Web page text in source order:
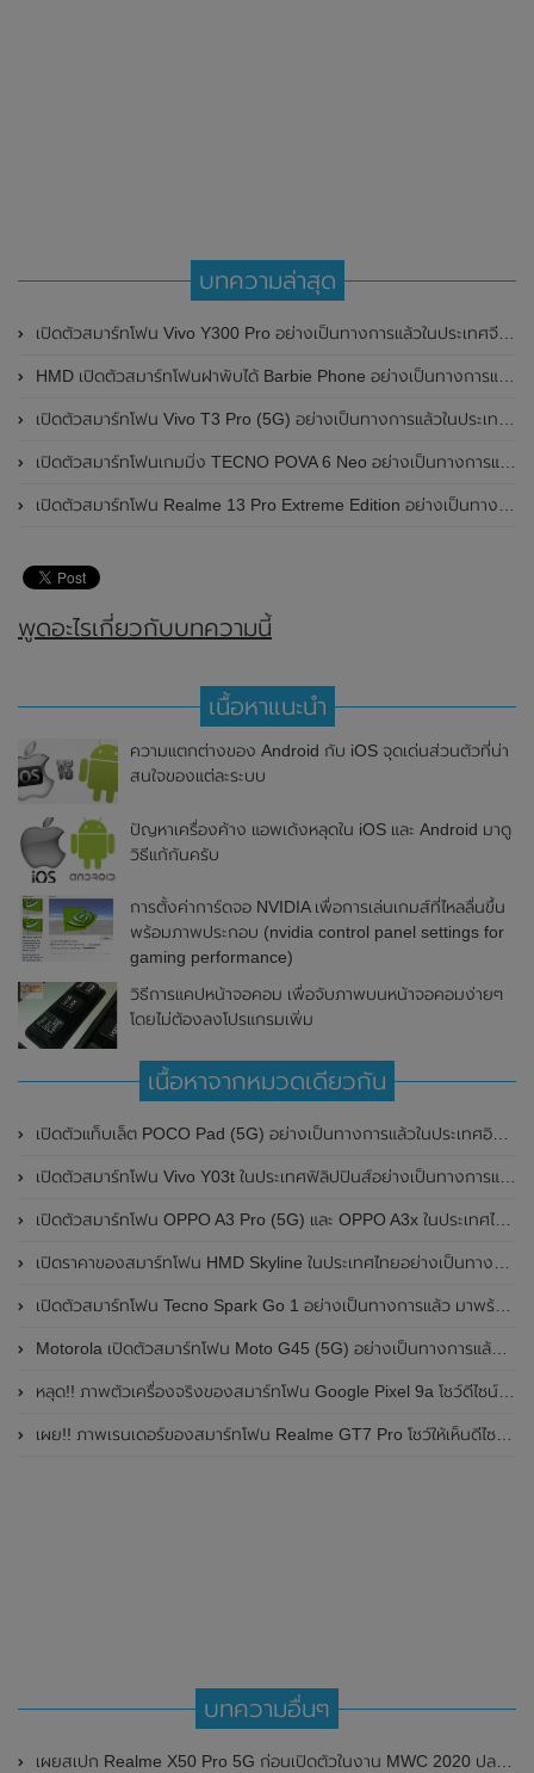
บทความล่าสุด
เปิดตัวสมาร์ทโฟน Vivo Y300 Pro อย่างเป็นทางการแล้วในประเทศจีน มาพร้อมดีไซน์พรีเมี่ยม ทนทาน และแบตเตอรี่สุดอึดขนาดใหญ่ 6,500mAh พร้อมรองรับการชาร์จไว 80W
HMD เปิดตัวสมาร์ทโฟนฝาพับได้ Barbie Phone อย่างเป็นทางการแล้ว มาพร้อมธีมสีชมพูสดใส
เปิดตัวสมาร์ทโฟน Vivo T3 Pro (5G) อย่างเป็นทางการแล้วในประเทศอินเดีย
เปิดตัวสมาร์ทโฟนเกมมิ่ง TECNO POVA 6 Neo อย่างเป็นทางการแล้วในประเทศไทย ในราคา 8,499 บาท
เปิดตัวสมาร์ทโฟน Realme 13 Pro Extreme Edition อย่างเป็นทางการแล้วในประเทศจีน
พูดอะไรเกี่ยวกับบทความนี้
เนื้อหาแนะนำ
ความแตกต่างของ Android กับ iOS จุดเด่นส่วนตัวที่น่า
สนใจของแต่ละระบบ
ปัญหาเครื่องค้าง แอพเด้งหลุดใน iOS และ Android มาดู
วิธีแก้กันครับ
การตั้งค่าการ์ดจอ NVIDIA เพื่อการเล่นเกมส์ที่ไหลลื่นขึ้น
พร้อมภาพประกอบ (nvidia control panel settings for
gaming performance)
วิธีการแคปหน้าจอคอม เพื่อจับภาพบนหน้าจอคอมง่ายๆ
โดยไม่ต้องลงโปรแกรมเพิ่ม
เนื้อหาจากหมวดเดียวกัน
เปิดตัวแท็บเล็ต POCO Pad (5G) อย่างเป็นทางการแล้วในประเทศอินเดีย มาพร้อมชิปเซ็ต Snapdragon 7s Gen 2 ของ Qualcomm และรองรับเครือข่าย 5G
เปิดตัวสมาร์ทโฟน Vivo Y03t ในประเทศฟิลิปปินส์อย่างเป็นทางการแล้ว มาพร้อมชิปเซ็ต Unisoc T612 , กล้องหลัง ความละเอียด 13MP , แบตเตอรี่ 5,000mAh และหน้าจอแสดงผล LCD / 90Hz
เปิดตัวสมาร์ทโฟน OPPO A3 Pro (5G) และ OPPO A3x ในประเทศไทยอย่างเป็นทางการแล้ว ในราคาเริ่มต้นเพียง 3,999 บาท
เปิดราคาของสมาร์ทโฟน HMD Skyline ในประเทศไทยอย่างเป็นทางการแล้ว ราคา 14,990 บาท
เปิดตัวสมาร์ทโฟน Tecno Spark Go 1 อย่างเป็นทางการแล้ว มาพร้อมหน้าจอแสดงผล LCD / 120Hz , แบตเตอรี่ 5,000mAh และใช้ชิปเซ็ต Unisoc
Motorola เปิดตัวสมาร์ทโฟน Moto G45 (5G) อย่างเป็นทางการแล้วในอินเดีย
หลุด!! ภาพตัวเครื่องจริงของสมาร์ทโฟน Google Pixel 9a โชว์ดีไซน์ใหม่ กล้องหลังแบนราบ ไม่มีกรอบของกล้องแล้ว
เผย!! ภาพเรนเดอร์ของสมาร์ทโฟน Realme GT7 Pro โชว์ให้เห็นดีไซน์ใหม่ พร้อมเผยรายละเอียดสเปกที่สำคัญบางส่วน
บทความอื่นๆ
เผยสเปก Realme X50 Pro 5G ก่อนเปิดตัวในงาน MWC 2020 ปลายเดือนกุมภาพันธ์นี้